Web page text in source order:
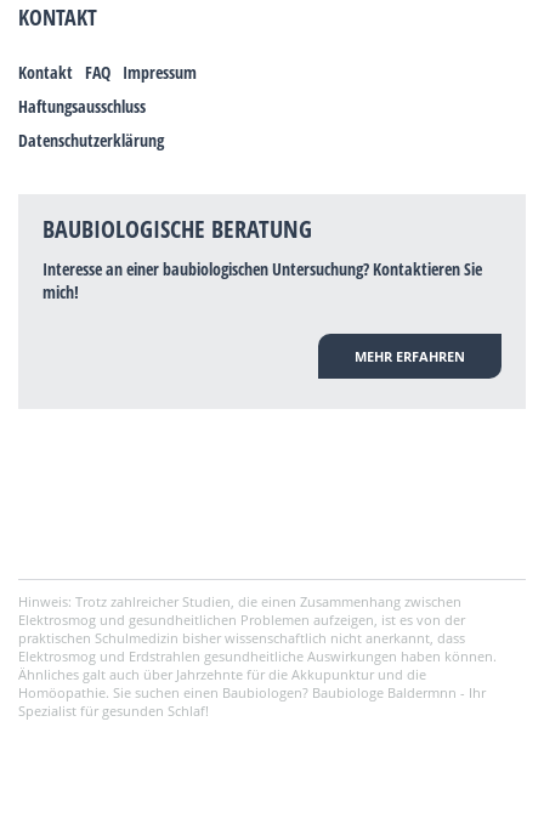
KONTAKT
Kontakt FAQ Impressum
Haftungsausschluss
Datenschutzerklärung
BAUBIOLOGISCHE BERATUNG
Interesse an einer baubiologischen Untersuchung? Kontaktieren Sie
mich!
MEHR ERFAHREN
Hinweis: Trotz zahlreicher Studien, die einen Zusammenhang zwischen
Elektrosmog und gesundheitlichen Problemen aufzeigen, ist es von der
praktischen Schulmedizin bisher wissenschaftlich nicht anerkannt, dass
Elektrosmog und Erdstrahlen gesundheitliche Auswirkungen haben können.
Ähnliches galt auch über Jahrzehnte für die Akkupunktur und die
Homöopathie. Sie suchen einen Baubiologen? Baubiologe Baldermnn - Ihr
Spezialist für gesunden Schlaf!